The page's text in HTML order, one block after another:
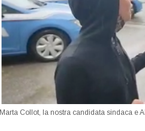
Marta Collot, la nostra candidata sindaca e